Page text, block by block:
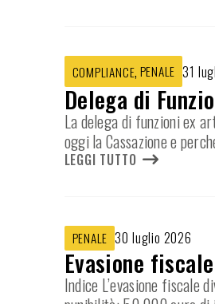
COMPLIANCE, PENALE 31
Delega di
La delega di funzioni ex
oggi la Cassazione e
LEGGI TUTTO
PENALE 30 luglio 2026
Evasione
Indice L’evasione fiscale